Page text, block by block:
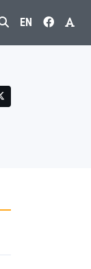
EN